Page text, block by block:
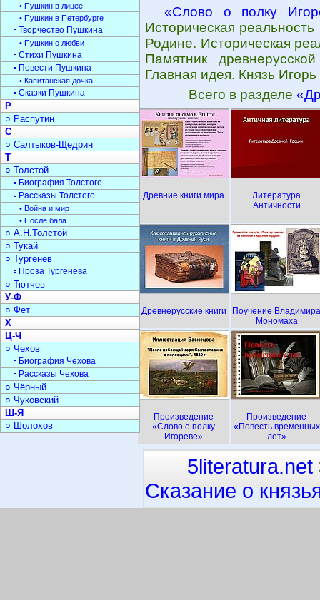
«Слово о полку
Историческая
Родине. Историческая
Памятник
Главная идея. Князь
Всего в разделе
Древние книги мира
Литература
Античности
Древнерусские книги
Поучение Владимира
Мономаха
Произведение
«Слово о полку
Игореве»
Произведение
«Повесть временных
лет»
• Пушкин в лицее
• Пушкин в Петербурге
▫ Творчество Пушкина
• Пушкин о любви
▫ Стихи Пушкина
▫ Повести Пушкина
• Капитанская дочка
▫ Сказки Пушкина
Р
○ Распутин
С
○ Салтыков-Щедрин
Т
○ Толстой
▫ Биография Толстого
▫ Рассказы Толстого
• Война и мир
• После бала
○ А.Н.Толстой
○ Тукай
○ Тургенев
▫ Проза Тургенева
○ Тютчев
У-Ф
○ Фет
Х
Ц-Ч
○ Чехов
▫ Биография Чехова
▫ Рассказы Чехова
○ Чёрный
○ Чуковский
Ш-Я
○ Шолохов
5literatura.net
Сказание о